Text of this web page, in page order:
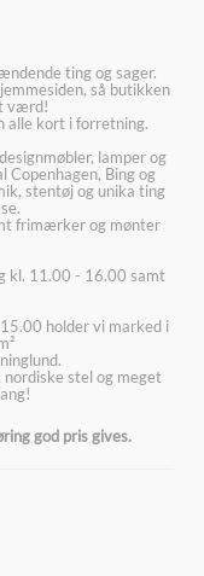
ting og sager.
så butikken
værd!
alle kort i forretning.
lamper og
Copenhagen, Bing og
stentøj og unika ting
frimærker og mønter
kl. 11.00 - 16.00 samt
holder vi marked i
nordiske stel og meget
god pris gives.